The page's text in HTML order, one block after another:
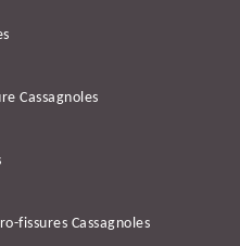
Cassagnoles
fissures Cassagnoles